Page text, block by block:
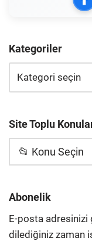
Kategoriler
Site Toplu
📂 Konu Seçin
Abonelik
E-posta adresinizi
dilediğiniz zaman